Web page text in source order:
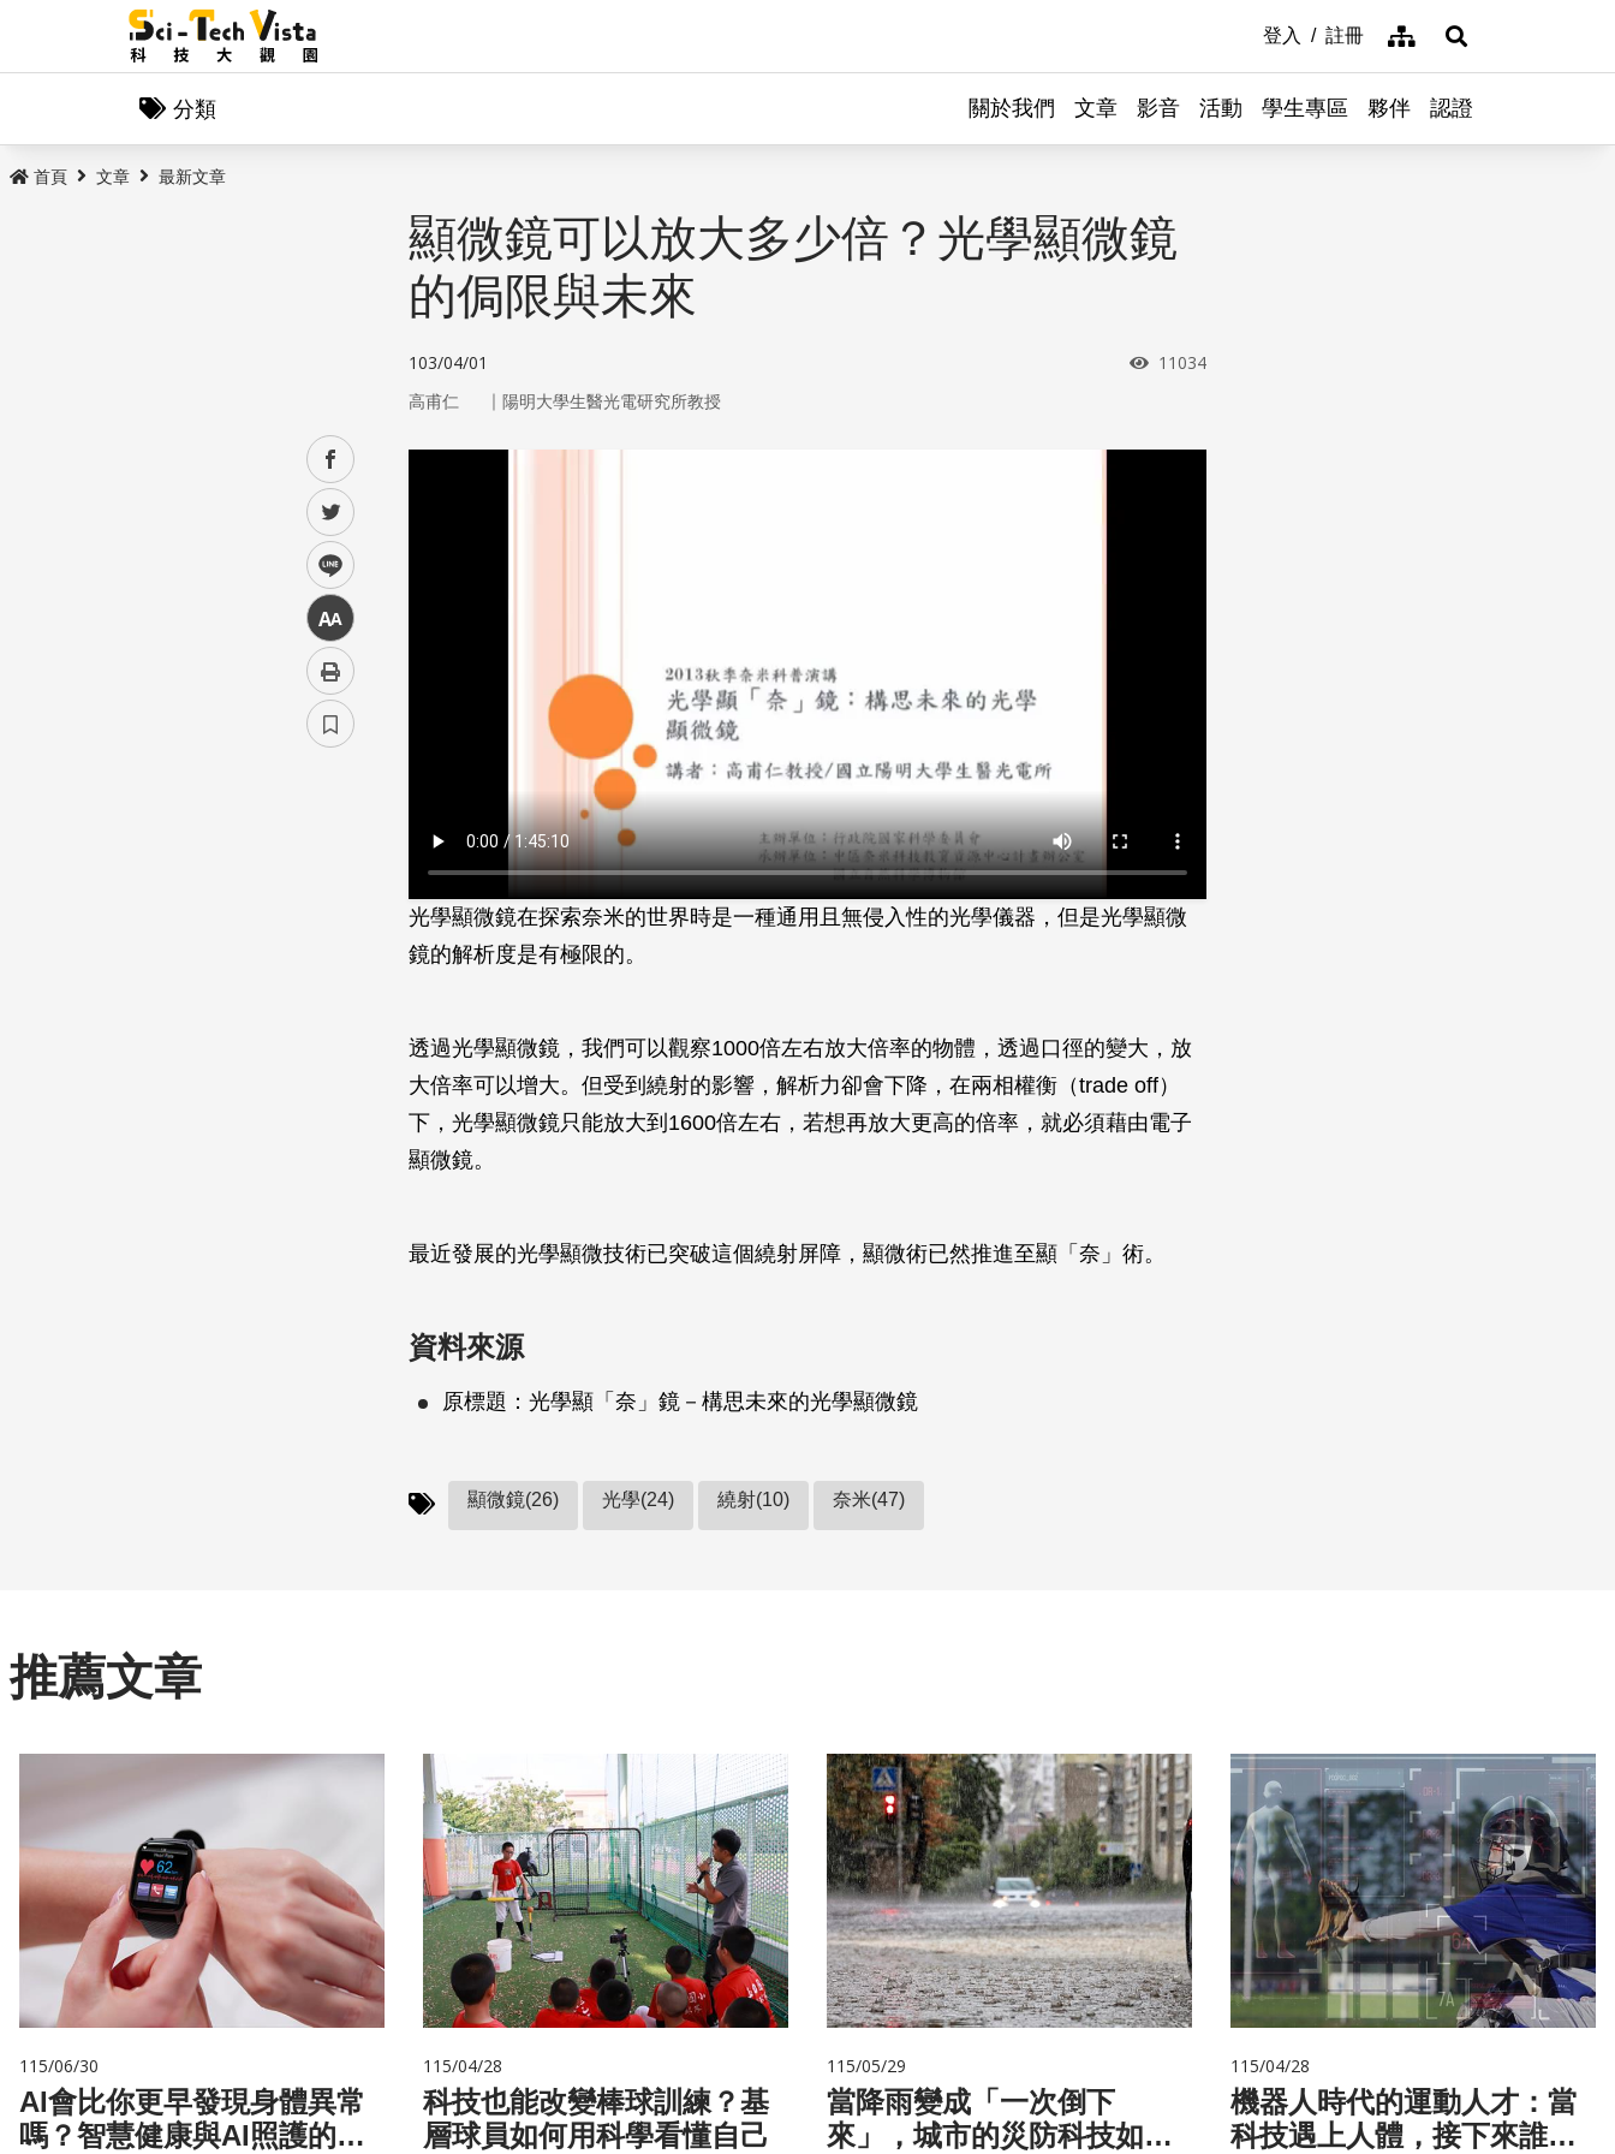
登入 註冊 網站導覽展開搜尋
分類 關於我們 文章 影音 活動 學生專區 夥伴 認證
首頁 文章 最新文章
facebook
twitter
line
中
顯微鏡可以放大多少倍？光學顯微鏡
的侷限與未來
103/04/01 瀏覽次數
11034
高甫仁 ｜ 陽明大學生醫光電研究所教授
光學顯微鏡在探索奈米的世界時是一種通用且無侵入性的光學儀器，但是光學顯微
鏡的解析度是有極限的。
透過光學顯微鏡，我們可以觀察1000倍左右放大倍率的物體，透過口徑的變大，放
大倍率可以增大。但受到繞射的影響，解析力卻會下降，在兩相權衡（trade off）
下，光學顯微鏡只能放大到1600倍左右，若想再放大更高的倍率，就必須藉由電子
顯微鏡。
最近發展的光學顯微技術已突破這個繞射屏障，顯微術已然推進至顯「奈」術。
資料來源
原標題：光學顯「奈」鏡－構思未來的光學顯微鏡
顯微鏡(26) 光學(24) 繞射(10) 奈米(47)
推薦文章
115/06/30
AI會比你更早發現身體異常
嗎？智慧健康與AI照護的未
115/04/28
科技也能改變棒球訓練？基
層球員如何用科學看懂自己
115/05/29
當降雨變成「一次倒下
來」，城市的災防科技如何
115/04/28
機器人時代的運動人才：當
科技遇上人體，接下來誰來